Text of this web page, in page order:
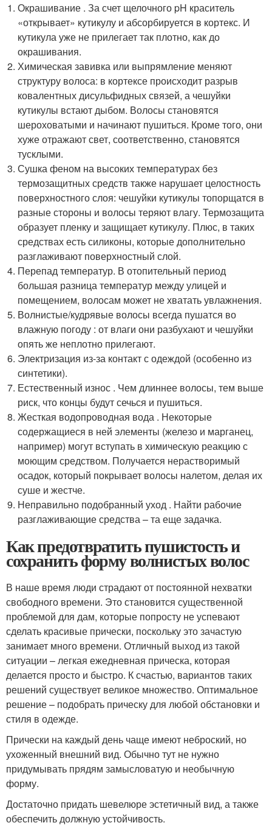
Окрашивание . За счет щелочного pH краситель
«открывает» кутикулу и абсорбируется в кортекс. И
кутикула уже не прилегает так плотно, как до
окрашивания.
Химическая завивка или выпрямление меняют
структуру волоса: в кортексе происходит разрыв
ковалентных дисульфидных связей, а чешуйки
кутикулы встают дыбом. Волосы становятся
шероховатыми и начинают пушиться. Кроме того, они
хуже отражают свет, соответственно, становятся
тусклыми.
Сушка феном на высоких температурах без
термозащитных средств также нарушает целостность
поверхностного слоя: чешуйки кутикулы топорщатся в
разные стороны и волосы теряют влагу. Термозащита
образует пленку и защищает кутикулу. Плюс, в таких
средствах есть силиконы, которые дополнительно
разглаживают поверхностный слой.
Перепад температур. В отопительный период
большая разница температур между улицей и
помещением, волосам может не хватать увлажнения.
Волнистые/кудрявые волосы всегда пушатся во
влажную погоду : от влаги они разбухают и чешуйки
опять же неплотно прилегают.
Электризация из-за контакт с одеждой (особенно из
синтетики).
Естественный износ . Чем длиннее волосы, тем выше
риск, что концы будут сечься и пушиться.
Жесткая водопроводная вода . Некоторые
содержащиеся в ней элементы (железо и марганец,
например) могут вступать в химическую реакцию с
моющим средством. Получается нерастворимый
осадок, который покрывает волосы налетом, делая их
суше и жестче.
Неправильно подобранный уход . Найти рабочие
разглаживающие средства – та еще задачка.
Как предотвратить пушистость и
сохранить форму волнистых волос
В наше время люди страдают от постоянной нехватки
свободного времени. Это становится существенной
проблемой для дам, которые попросту не успевают
сделать красивые прически, поскольку это зачастую
занимает много времени. Отличный выход из такой
ситуации – легкая ежедневная прическа, которая
делается просто и быстро. К счастью, вариантов таких
решений существует великое множество. Оптимальное
решение – подобрать прическу для любой обстановки и
стиля в одежде.
Прически на каждый день чаще имеют неброский, но
ухоженный внешний вид. Обычно тут не нужно
придумывать прядям замысловатую и необычную
форму.
Достаточно придать шевелюре эстетичный вид, а также
обеспечить должную устойчивость.